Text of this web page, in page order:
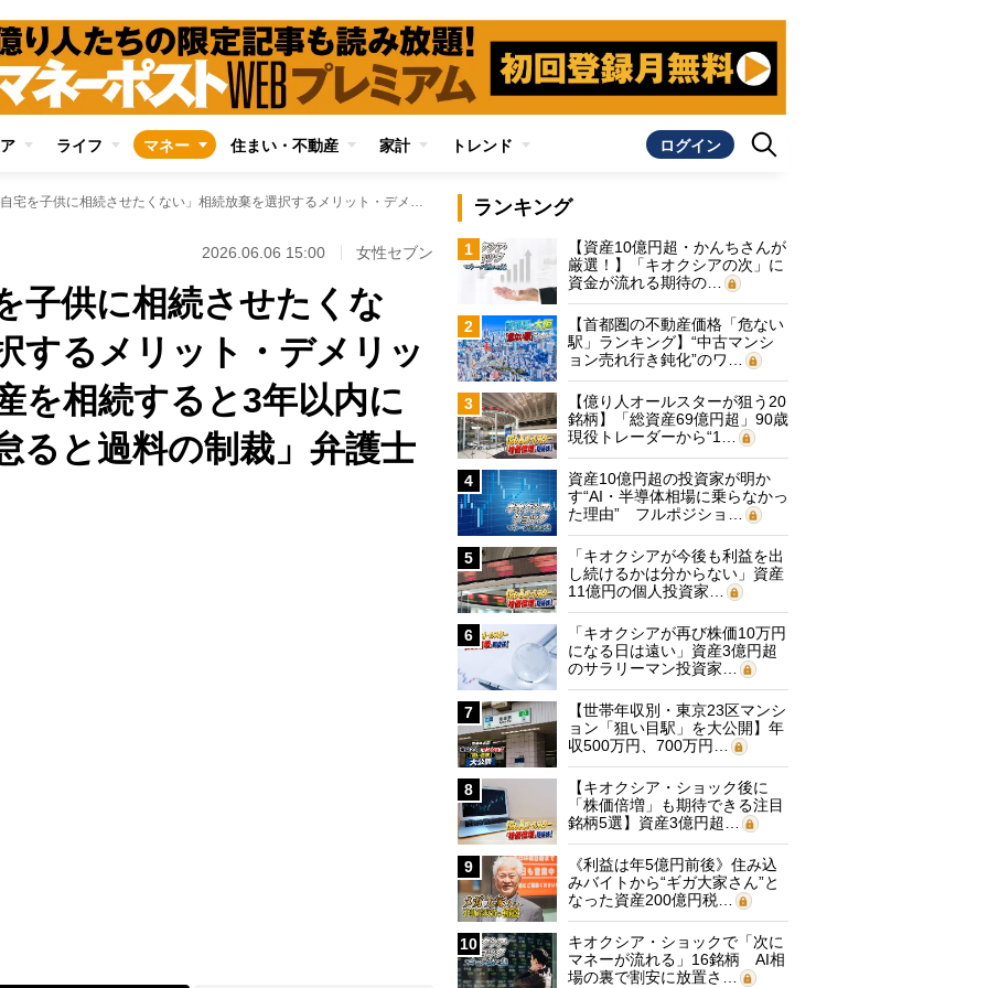
ライフ マネー 住まい・不動産 家計 トレンド ログイン
「売却困難な自宅を子供に相続させたくない」相続放棄を選択するメリット・デメリットとは？ 「不動産を相続すると3年以内に登記義務、申請を怠ると過料の制裁」弁護士が解説
2026.06.06 15:00 女性セブン
子供に相続させたくな
するメリット・デメリッ
を相続すると3年以内に
ると過料の制裁」弁護士
ランキング
1
【資産10億円超・かんちさんが
厳選！】「キオクシアの次」に
資金が流れる期待の…
2
【首都圏の不動産価格「危ない
駅」ランキング】“中古マンシ
ョン売れ行き鈍化”のワ…
3
【億り人オールスターが狙う20
銘柄】「総資産69億円超」90歳
現役トレーダーから“1…
4
資産10億円超の投資家が明か
す“AI・半導体相場に乗らなかっ
た理由” フルポジショ…
5
「キオクシアが今後も利益を出
し続けるかは分からない」資産
11億円の個人投資家…
6
「キオクシアが再び株価10万円
になる日は遠い」資産3億円超
のサラリーマン投資家…
7
【世帯年収別・東京23区マンシ
ョン「狙い目駅」を大公開】年
収500万円、700万円…
8
【キオクシア・ショック後に
「株価倍増」も期待できる注目
銘柄5選】資産3億円超…
9
《利益は年5億円前後》住み込
みバイトから“ギガ大家さん”と
なった資産200億円税…
10
キオクシア・ショックで「次に
マネーが流れる」16銘柄 AI相
場の裏で割安に放置さ…